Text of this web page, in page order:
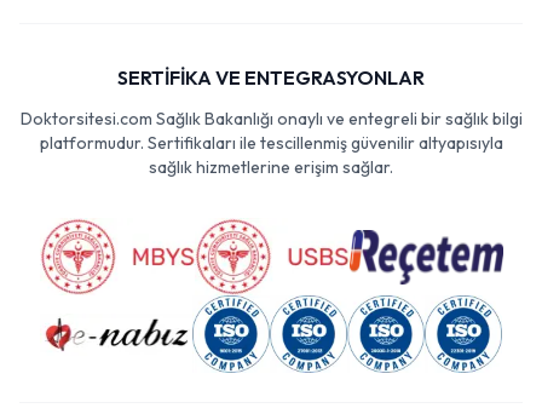
SERTİFİKA VE ENTEGRASYONLAR
Doktorsitesi.com Sağlık Bakanlığı onaylı ve entegreli bir sağlık bilgi
platformudur. Sertifikaları ile tescillenmiş güvenilir altyapısıyla
sağlık hizmetlerine erişim sağlar.